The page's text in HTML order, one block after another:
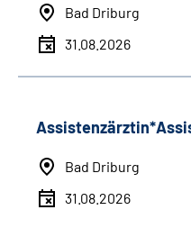
Bad Driburg
31.08.2026
Bad Driburg
31.08.2026